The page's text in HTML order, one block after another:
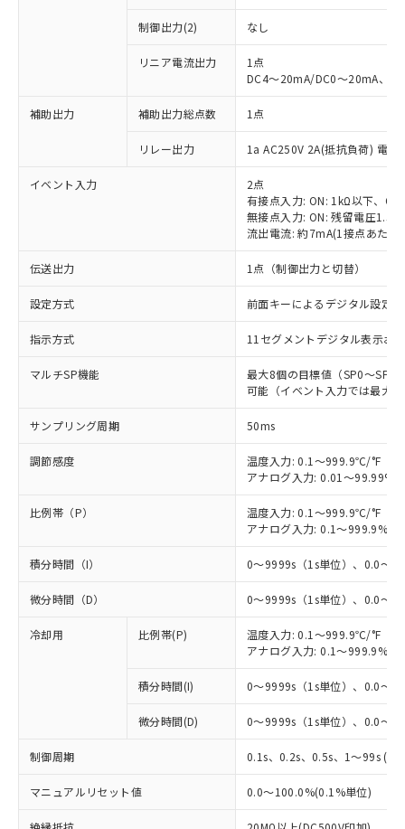
制御出力(2) なし
リニア電流出力
1点
DC4～20mA/DC0～20mA、
補助出力 補助出力総点数 1点
リレー出力 1a AC250V 2A(抵抗負荷) 電
イベント入力
2点
有接点入力: ON: 1kΩ以下、
無接点入力: ON: 残留電圧1.5V
流出電流: 約7mA(1接点あたり)
伝送出力 1点（制御出力と切替）
設定方式 前面キーによるデジタル設定
指示方式 11セグメントデジタル表示お
マルチSP機能
最大8個の目標値（SP0～SP7
可能（イベント入力では最大4
サンプリング周期 50ms
調節感度
温度入力: 0.1～999.9℃/°F（
アナログ入力: 0.01～
比例帯（P）
温度入力: 0.1～999.9℃/°F（
アナログ入力: 0.1～999.9%FS
積分時間（I） 0～9999s（1s単位）、0.0～
微分時間（D） 0～9999s（1s単位）、0.0～
冷却用 比例帯(P)
温度入力: 0.1～999.9℃/°F（
アナログ入力: 0.1～999.9%FS
積分時間(I) 0～9999s（1s単位）、0.0～
微分時間(D) 0～9999s（1s単位）、0.0～
制御周期 0.1s、0.2s、0.5s、1～99s (1s
マニュアルリセット値 0.0～100.0%(0.1%単位)
ご利用条件
以下の条件をお読みいただき、同意のうえ
対応済み：EU RoHS指令（10物質）の
非含有に対応した製品が提供可能な商品で
対応予定：EU RoHS指令（10物質）の非含
有に対応した製品に切り替える予定のある
商品です。
対応予定なし：EU RoHS指令（10物質）の
非含有に非対応の商品で、対応品を出す予